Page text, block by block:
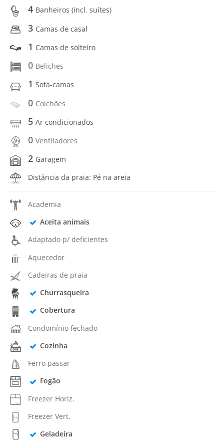
4 Banheiros (incl. suítes)
3 Camas de casal
1 Camas de solteiro
0 Beliches
1 Sofa-camas
0 Colchões
5 Ar condicionados
0 Ventiladores
2 Garagem
Distância da praia: Pé na areia
Academia
Aceita animais
Adaptado p/ deficientes
Aquecedor
Cadeiras de praia
Churrasqueira
Cobertura
Condomínio fechado
Cozinha
Ferro passar
Fogão
Freezer Horiz.
Freezer Vert.
Geladeira